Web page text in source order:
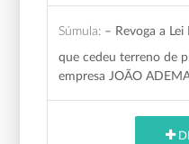
Súmula: – Revoga a
que cedeu terreno de
empresa JOÃO